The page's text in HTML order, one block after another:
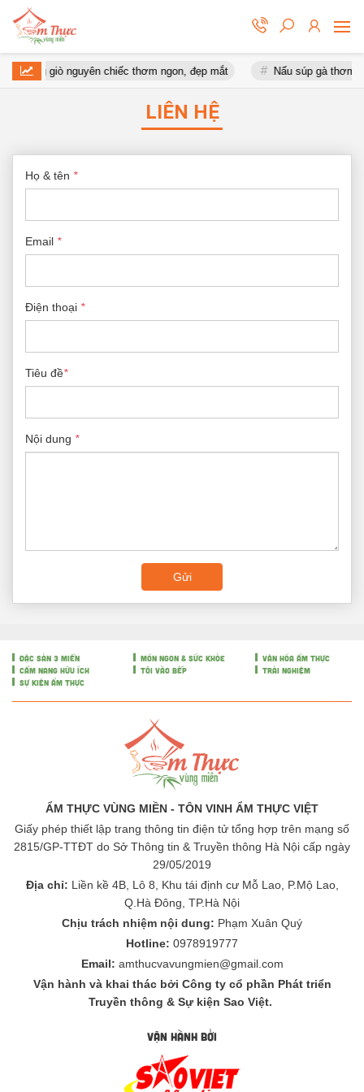
móng giò nguyên chiếc thơm ngon, đẹp mắt Nấu súp gà thơm
LIÊN HỆ
Họ & tên *
Email *
Điện thoại *
Tiêu đề*
Nội dung *
Gửi
ĐẶC SẢN 3 MIỀN MÓN NGON & SỨC KHỎE
VĂN HÓA ẨM THỰC
CẨM NANG HỮU ÍCH
TÔI VÀO BẾP
TRẢI NGHIỆM
SỰ KIỆN ẨM THỰC
ẨM THỰC VÙNG MIỀN - TÔN VINH ẨM THỰC VIỆT
Giấy phép thiết lập trang thông tin điện tử tổng hợp trên mạng số
2815/GP-TTĐT do Sở Thông tin & Truyền thông Hà Nội cấp ngày
29/05/2019
Địa chỉ: Liền kề 4B, Lô 8, Khu tái định cư Mỗ Lao, P.Mộ Lao,
Q.Hà Đông, TP.Hà Nội
Chịu trách nhiệm nội dung: Phạm Xuân Quý
Hotline: 0978919777
Email: amthucvavungmien@gmail.com
Vận hành và khai thác bởi Công ty cổ phần Phát triển
Truyền thông & Sự kiện Sao Việt.
VẬN HÀNH BỞI